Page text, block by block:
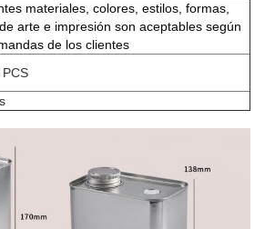
materiales, colores, estilos, formas,
arte e impresión son aceptables según
de los clientes